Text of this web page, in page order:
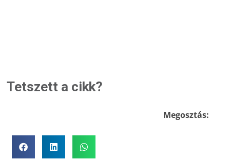
Tetszett a cikk?
Megosztás: